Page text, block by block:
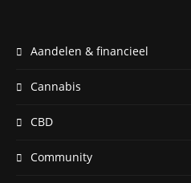
Aandelen & financieel
Cannabis
CBD
Community